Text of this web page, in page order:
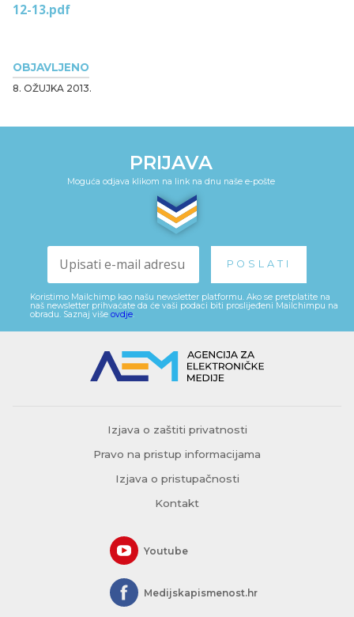
OBJAVLJENO
8. OŽUJKA 2013.
12-13.pdf
PRIJAVA
Moguća odjava klikom na link na dnu naše e-pošte
Koristimo Mailchimp kao našu newsletter platformu. Ako se pretplatite na
naš newsletter prihvaćate da će vaši podaci biti proslijeđeni Mailchimpu na
obradu. Saznaj više ovdje
Izjava o zaštiti privatnosti
Pravo na pristup informacijama
Izjava o pristupačnosti
Kontakt
Youtube
Medijskapismenost.hr